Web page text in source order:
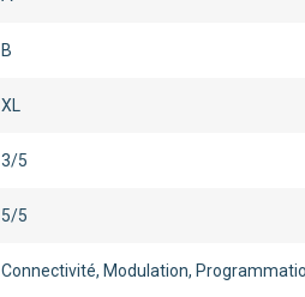
B
XL
3/5
5/5
Connectivité, Modulation,